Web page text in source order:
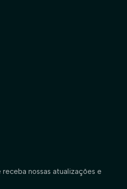
nossas atualizações e